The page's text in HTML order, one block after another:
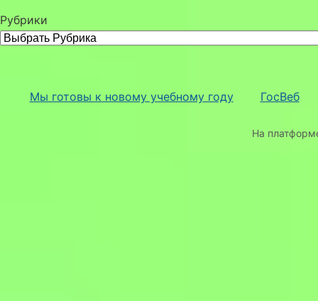
Рубрики
Мы готовы к новому учебному году ГосВеб
На